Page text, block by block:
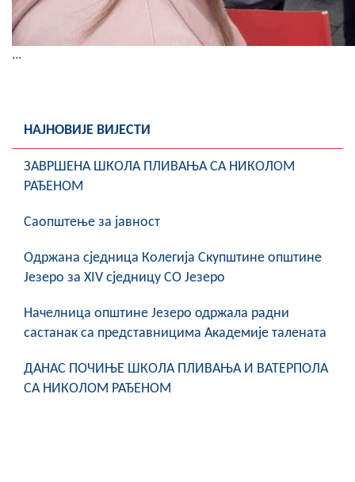
...
НАЈНОВИЈЕ ВИЈЕСТИ
ЗАВРШЕНА ШКОЛА ПЛИВАЊА СА НИКОЛОМ
РАЂЕНОМ
Саопштење за јавност
Oдржана сједница Колегија Скупштине општине
Језеро за XIV сједницу СО Језеро
Начелница општине Језеро одржала радни
састанак са представницима Академије талената
ДАНАС ПОЧИЊЕ ШКОЛА ПЛИВАЊА И ВАТЕРПОЛА
СА НИКОЛОМ РАЂЕНОМ